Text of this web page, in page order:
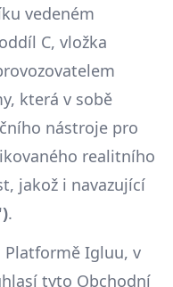
vedeném
C, vložka
která v sobě
nástroje pro
realitního
jakož i navazující
.
Platformě Igluu, v
tyto Obchodní